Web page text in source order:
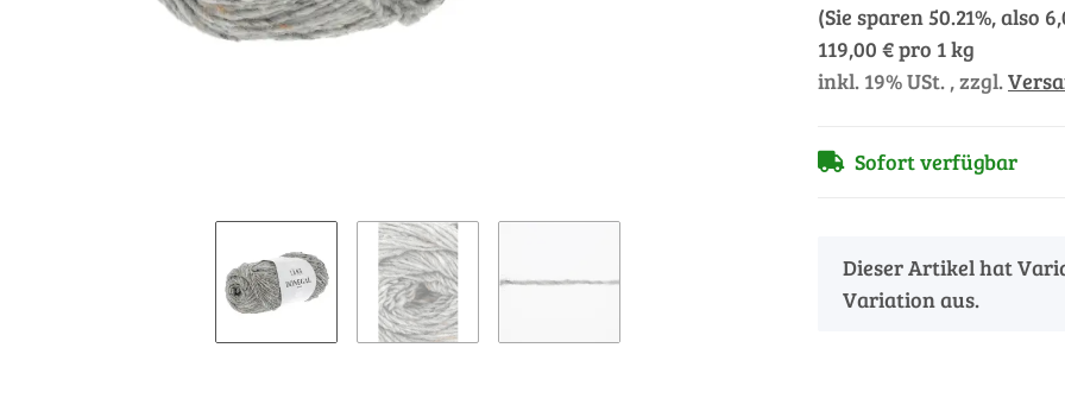
(Sie sparen50.21%, also
119,00 € pro 1 kg
inkl. 19% USt. , zzgl.
Sofort verfügbar
x
Dieser Artikel hat
Variation aus.